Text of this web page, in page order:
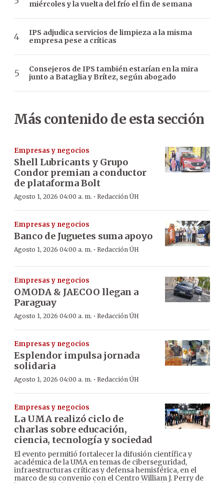
miércoles y la vuelta del frío el fin de semana
IPS adjudica servicios de limpieza a la misma
empresa pese a críticas
Consejeros de IPS también estarían en la mira
junto a Bataglia y Brítez, según abogado
Más contenido de esta sección
Empresas y negocios
Shell Lubricants y Grupo
Condor premian a conductor
de plataforma Bolt
Agosto 1, 2026 04:00 a. m. · Redacción ÚH
Empresas y negocios
Banco de Juguetes suma apoyo
Agosto 1, 2026 04:00 a. m. · Redacción ÚH
Empresas y negocios
OMODA & JAECOO llegan a
Paraguay
Agosto 1, 2026 04:00 a. m. · Redacción ÚH
Empresas y negocios
Esplendor impulsa jornada
solidaria
Agosto 1, 2026 04:00 a. m. · Redacción ÚH
Empresas y negocios
La UMA realizó ciclo de
charlas sobre educación,
ciencia, tecnología y sociedad
El evento permitió fortalecer la difusión científica y
académica de la UMA en temas de ciberseguridad,
infraestructuras críticas y defensa hemisférica, en el
marco de su convenio con el Centro William J. Perry de